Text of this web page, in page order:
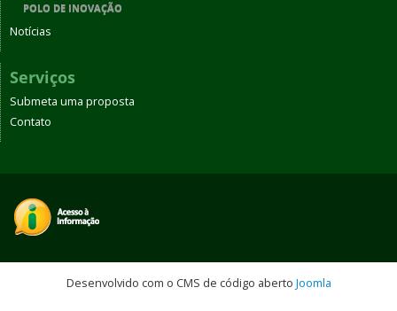
POLO DE INOVAÇÃO
Notícias
Serviços
Submeta uma proposta
Contato
Desenvolvido com o CMS de código aberto Joomla